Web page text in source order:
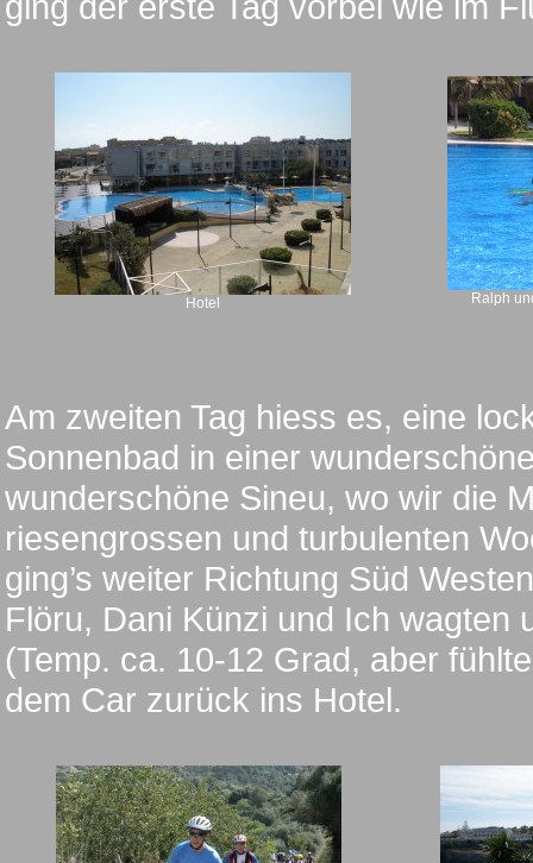
Hotel Ralph
Am zweiten Tag hiess es, eine
Sonnenbad in einer
wunderschöne Sineu, wo wir die
riesengrossen und turbulenten
ging’s weiter Richtung Süd
Flöru, Dani Künzi und Ich
(Temp. ca. 10-12 Grad, aber
dem Car zurück ins Hotel.